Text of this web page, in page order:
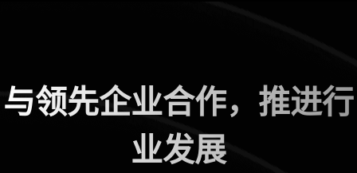
与领先企业合作，推进行
业发展